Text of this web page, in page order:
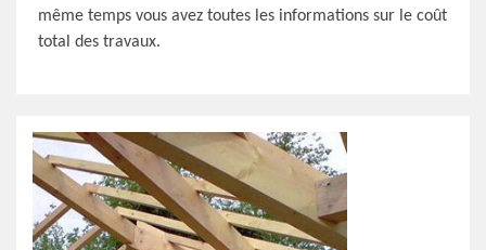
même temps vous avez toutes les informations sur le coût
total des travaux.